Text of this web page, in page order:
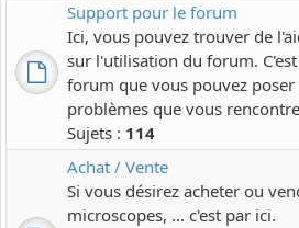
Support pour le forum
Ici, vous pouvez trouver de
sur l'utilisation du forum.
forum que vous pouvez
problèmes que vous
Sujets : 114
Achat / Vente
Si vous désirez acheter ou
microscopes, ... c'est par ici.